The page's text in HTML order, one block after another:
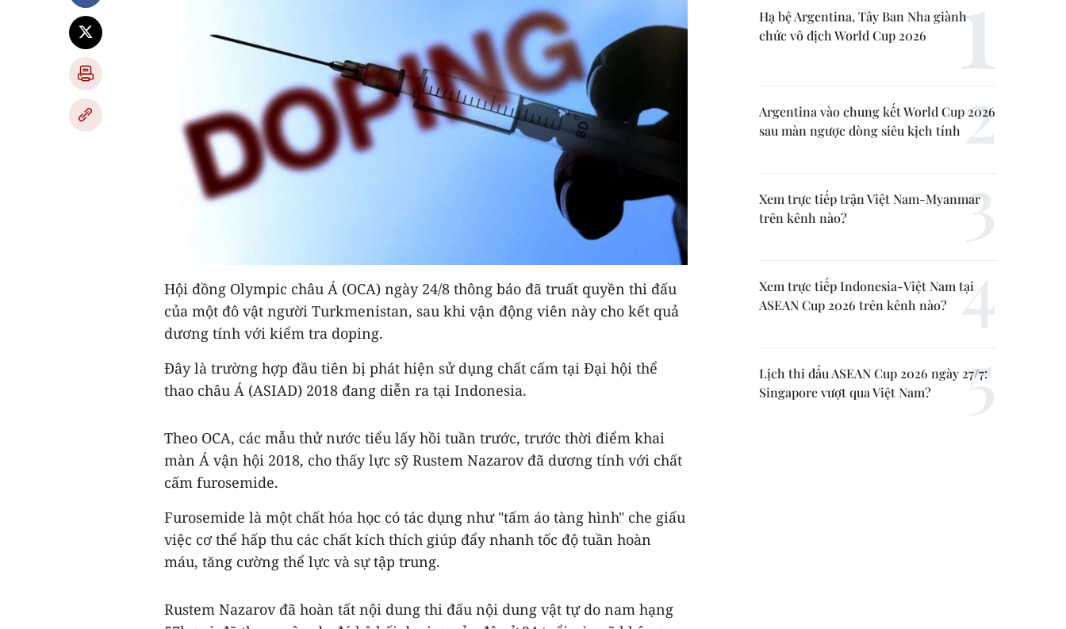
Hội đồng Olympic châu Á (OCA) ngày 24/8 thông báo đã truất quyền thi đấu
của một đô vật người Turkmenistan, sau khi vận động viên này cho kết quả
dương tính với kiểm tra doping.
Đây là trường hợp đầu tiên bị phát hiện sử dụng chất cấm tại Đại hội thể
thao châu Á (ASIAD) 2018 đang diễn ra tại Indonesia.
Theo OCA, các mẫu thử nước tiểu lấy hồi tuần trước, trước thời điểm khai
màn Á vận hội 2018, cho thấy lực sỹ Rustem Nazarov đã dương tính với chất
cấm furosemide.
Furosemide là một chất hóa học có tác dụng như "tấm áo tàng hình" che giấu
việc cơ thể hấp thu các chất kích thích giúp đẩy nhanh tốc độ tuần hoàn
máu, tăng cường thể lực và sự tập trung.
Rustem Nazarov đã hoàn tất nội dung thi đấu nội dung vật tự do nam hạng
Hạ bệ Argentina, Tây Ban Nha giành
chức vô địch World Cup 2026
Argentina vào chung kết World Cup 2026
sau màn ngược dòng siêu kịch tính
Xem trực tiếp trận Việt Nam-Myanmar
trên kênh nào?
Xem trực tiếp Indonesia-Việt Nam tại
ASEAN Cup 2026 trên kênh nào?
Lịch thi đấu ASEAN Cup 2026 ngày 27/7:
Singapore vượt qua Việt Nam?